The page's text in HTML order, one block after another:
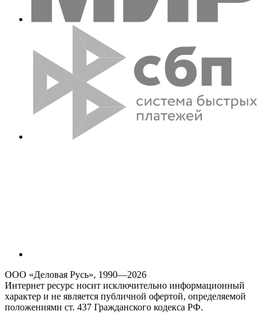
ООО «Деловая Русь», 1990—2026
Интернет ресурс носит исключительно информационный
характер и не является публичной офертой, определяемой
положениями ст. 437 Гражданского кодекса РФ.